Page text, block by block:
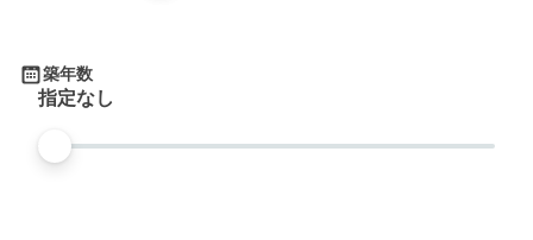
築年数
指定なし